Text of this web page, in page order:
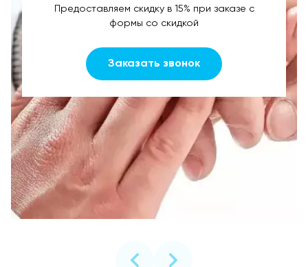
Предоставляем скидку в 15% при заказе с
формы со скидкой
Заказать звонок